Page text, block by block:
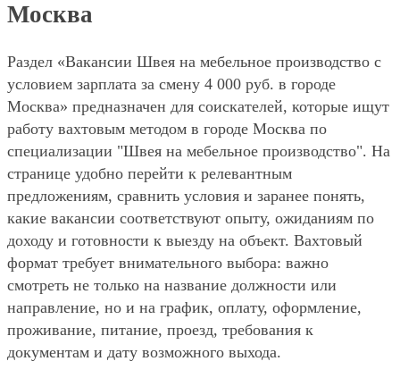
Москва
Раздел «Вакансии Швея на мебельное производство с
условием зарплата за смену 4 000 руб. в городе
Москва» предназначен для соискателей, которые ищут
работу вахтовым методом в городе Москва по
специализации "Швея на мебельное производство". На
странице удобно перейти к релевантным
предложениям, сравнить условия и заранее понять,
какие вакансии соответствуют опыту, ожиданиям по
доходу и готовности к выезду на объект. Вахтовый
формат требует внимательного выбора: важно
смотреть не только на название должности или
направление, но и на график, оплату, оформление,
проживание, питание, проезд, требования к
документам и дату возможного выхода.